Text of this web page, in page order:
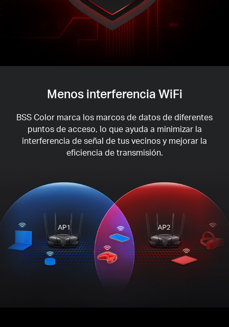
Menos interferencia WiFi
BSS Color marca los marcos de datos de diferentes
puntos de acceso, lo que ayuda a minimizar la
interferencia de señal de tus vecinos y mejorar la
eficiencia de transmisión.